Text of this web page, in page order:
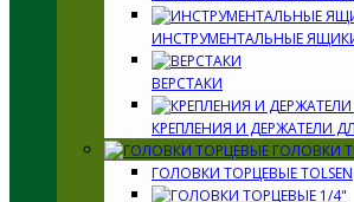
ИНСТРУМЕНТАЛЬНЫЕ
ВЕРСТАКИ
КРЕПЛЕНИЯ И ДЕРЖАТЕЛИ
ГОЛОВКИ
ГОЛОВКИ ТОРЦЕВЫЕ TOLSEN